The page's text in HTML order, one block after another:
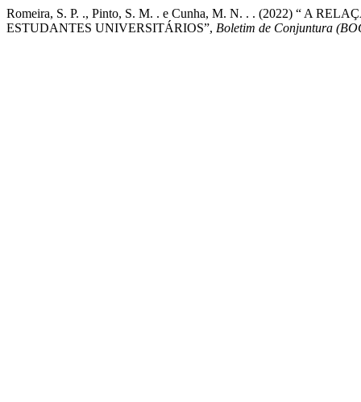
Romeira, S. P. ., Pinto, S. M. . e Cunha, M. N. . . (2022) “ A
ESTUDANTES UNIVERSITÁRIOS”, Boletim de Conjuntura